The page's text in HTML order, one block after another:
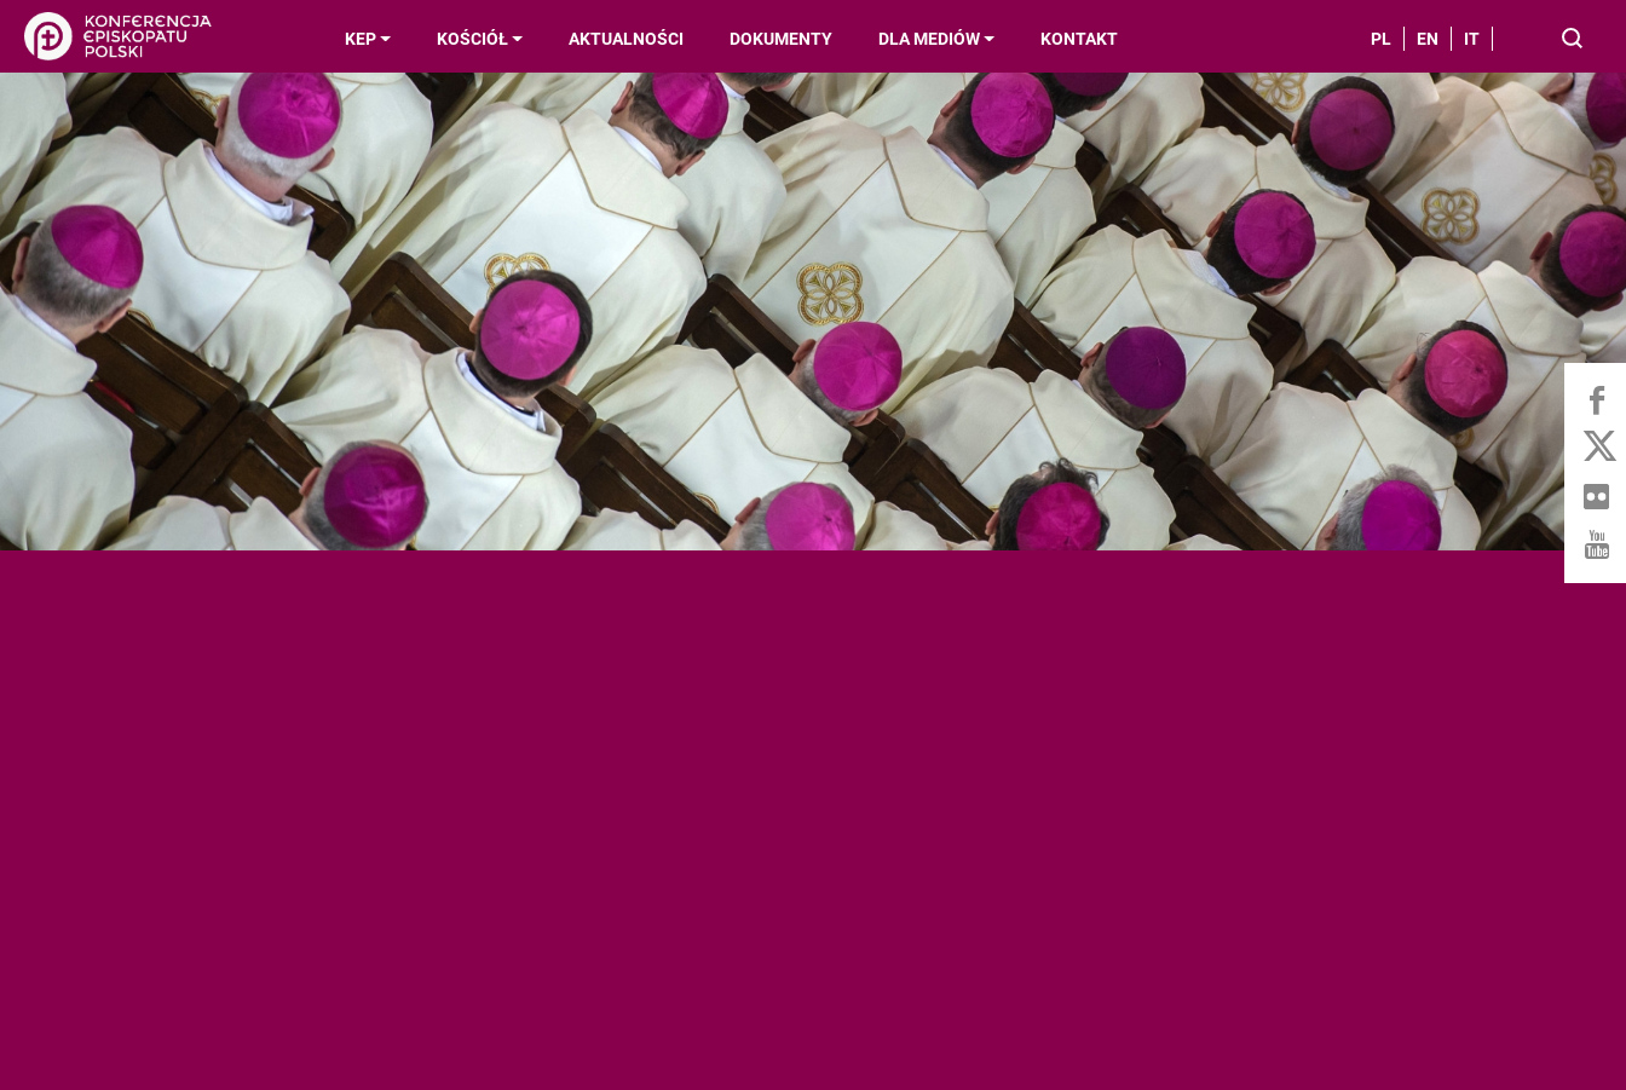
KEP KOŚCIÓŁ AKTUALNOŚCI DOKUMENTY DLA MEDIÓW KONTAKT PL EN IT